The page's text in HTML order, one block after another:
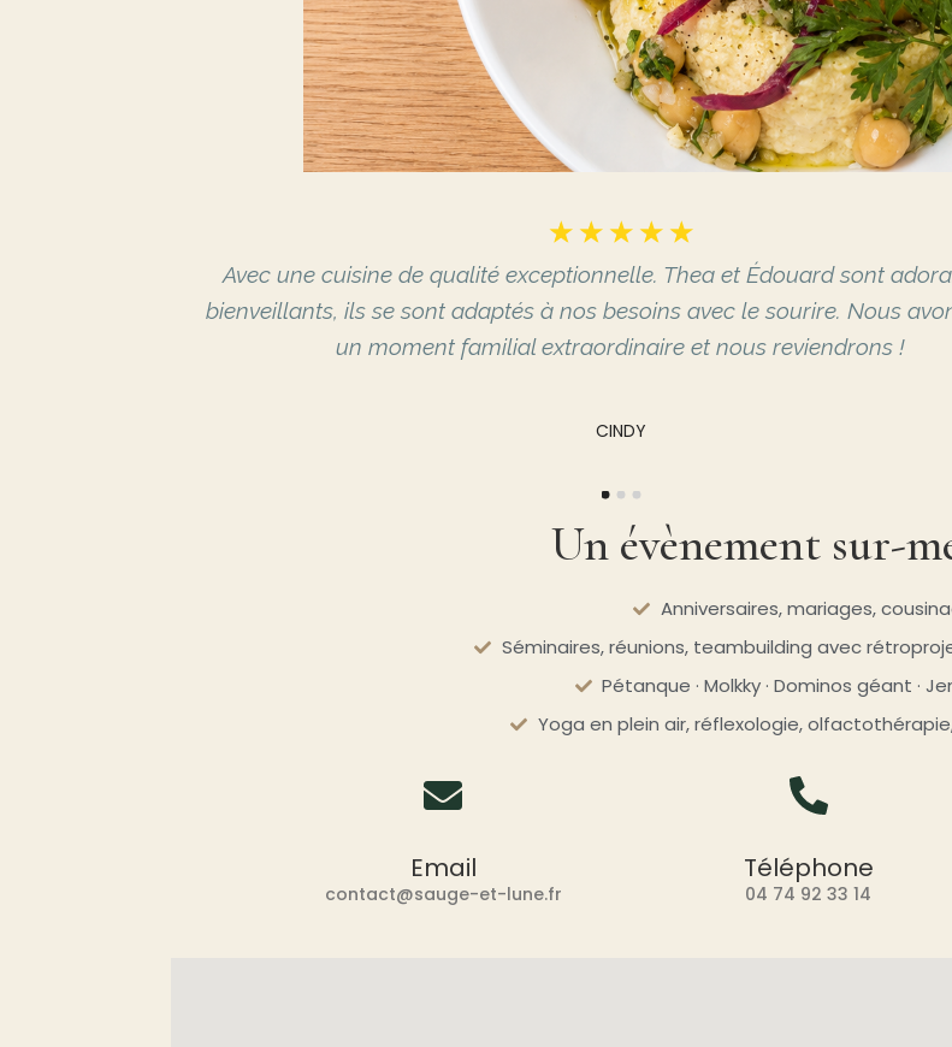
CINDY
☆ ☆ ☆ ☆ ☆
Avec une cuisine de qualité exceptionnelle. Thea et Édouard sont
bienveillants, ils se sont adaptés à nos besoins avec le sourire. Nous
un moment familial extraordinaire et nous reviendrons !
Un évènement sur-
Anniversaires, mariages,
Séminaires, réunions, teambuilding avec
Pétanque · Molkky · Dominos géant ·
Yoga en plein air, réflexologie,
Email
contact@sauge-et-lune.fr
Téléphone
04 74 92 33 14